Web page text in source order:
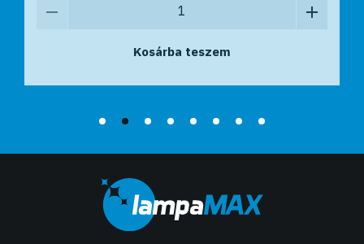
Kosárba teszem
Kosárba teszem